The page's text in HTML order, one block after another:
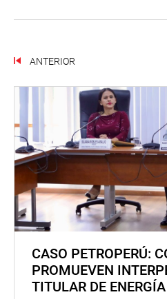
ANTERIOR
CASO PETROPERÚ:
PROMUEVEN
TITULAR DE